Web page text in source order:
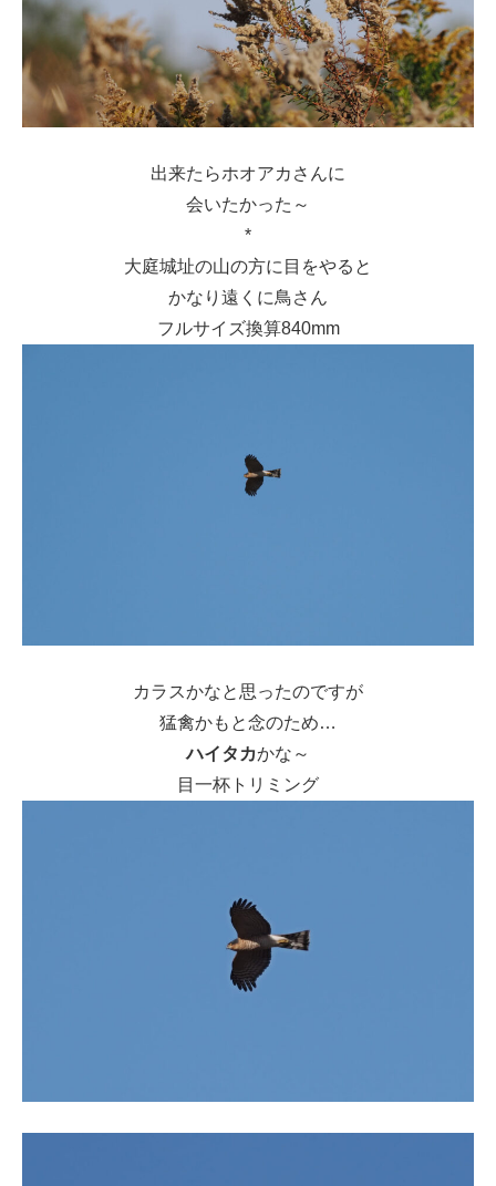
出来たらホオアカさんに
会いたかった～
*
大庭城址の山の方に目をやると
かなり遠くに鳥さん
フルサイズ換算840mm
カラスかなと思ったのですが
猛禽かもと念のため…
ハイタカかな～
目一杯トリミング